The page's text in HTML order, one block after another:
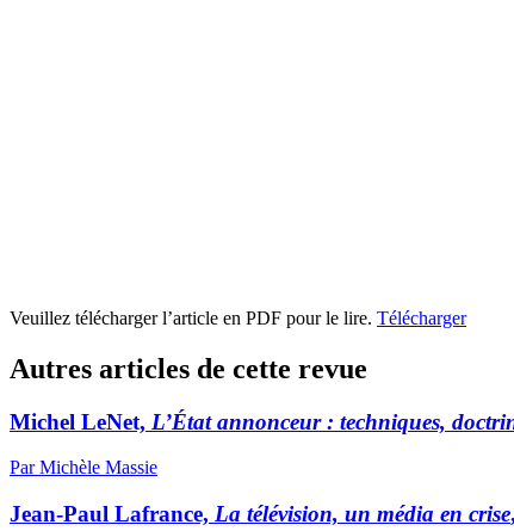
Veuillez télécharger l’article en PDF pour le lire. Télécharger
Autres articles de cette revue
Michel LeNet, L’État annonceur : techniques,
Par Michèle Massie
Jean-Paul Lafrance, La télévision, un média en crise